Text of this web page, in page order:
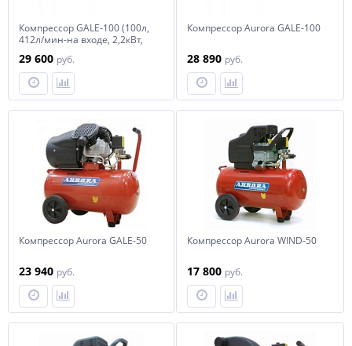
Компрессор GALE-100 (100л,
412л/мин-на входе, 2,2кВт,
29 600 руб.
Компрессор Aurora GALE-100
28 890 руб.
Компрессор Aurora GALE-50
23 940 руб.
Компрессор Aurora WIND-50
17 800 руб.